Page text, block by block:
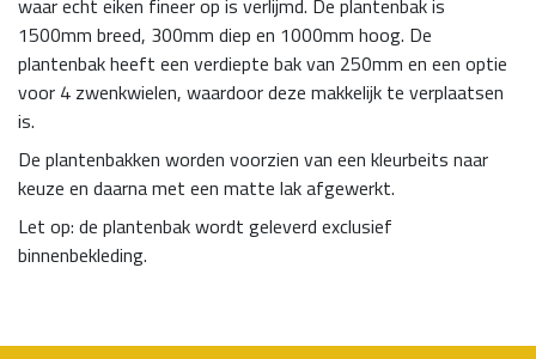
waar echt eiken fineer op is verlijmd. De plantenbak is
1500mm breed, 300mm diep en 1000mm hoog. De
plantenbak heeft een verdiepte bak van 250mm en een optie
voor 4 zwenkwielen, waardoor deze makkelijk te verplaatsen
is.
De plantenbakken worden voorzien van een kleurbeits naar
keuze en daarna met een matte lak afgewerkt.
Let op: de plantenbak wordt geleverd exclusief
binnenbekleding.